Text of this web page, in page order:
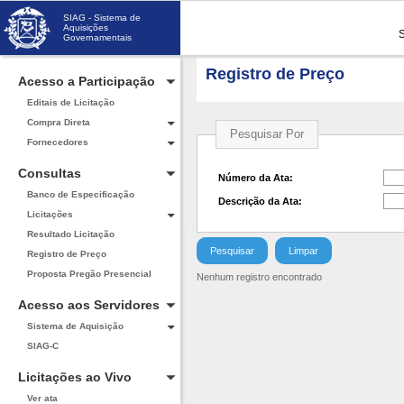
SIAG - Sistema de
Aquisições
Governamentais
Acesso a Participação
Editais de Licitação
Compra Direta
Fornecedores
Consultas
Banco de Especificação
Licitações
Resultado Licitação
Registro de Preço
Proposta Pregão Presencial
Acesso aos Servidores
Sistema de Aquisição
SIAG-C
Licitações ao Vivo
Ver ata
Registro de Preço
Pesquisar Por
Número da Ata:
Descrição da Ata:
Nenhum registro encontrado